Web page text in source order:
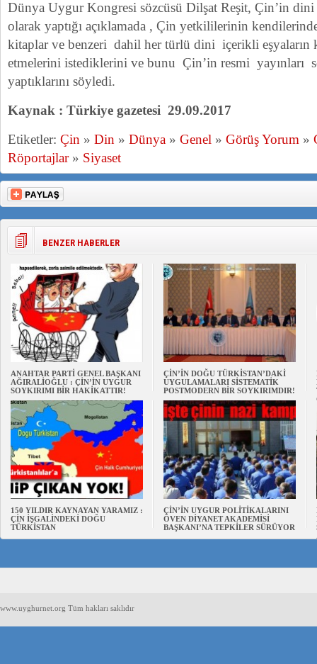
Dünya Uygur Kongresi sözcüsü Dilşat Reşit, Çin’in
olarak yaptığı açıklamada , Çin yetkililerinin
kitaplar ve benzeri dahil her türlü dini içerikli eşyaların
etmelerini istediklerini ve bunu Çin’in resmi yayınları
yaptıklarını söyledi.
Kaynak : Türkiye gazetesi 29.09.2017
Etiketler: Çin » Din » Dünya » Genel » Görüş Yorum »
Röportajlar» Siyaset
BENZER HABERLER
ANAHTAR PARTİ GENEL BAŞKANI
AĞIRALİOĞLU : ÇİN’İN UYGUR
SOYKIRIMI BİR HAKİKATTIR!
ÇİN’İN DOĞU TÜRKİSTAN’DAKİ
UYGULAMALARI SİSTEMATİK
POSTMODERN BİR SOYKIRIMDIR!
150 YILDIR KAYNAYAN YARAMIZ :
ÇİN İŞGALİNDEKİ DOĞU
TÜRKİSTAN
ÇİN’İN UYGUR POLİTİKALARINI
ÖVEN DİYANET AKADEMİSİ
BAŞKANI’NA TEPKİLER SÜRÜYOR
www.uyghurnet.org Tüm hakları saklıdır